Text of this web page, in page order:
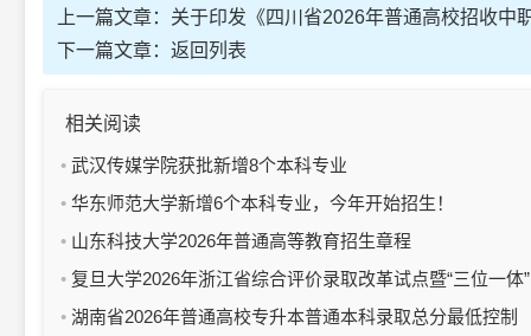
上一篇文章： 关于印发《四川省2026年普通高校招收中
下一篇文章： 返回列表
相关阅读
武汉传媒学院获批新增8个本科专业
华东师范大学新增6个本科专业，今年开始招生！
山东科技大学2026年普通高等教育招生章程
复旦大学2026年浙江省综合评价录取改革试点暨“三位一体”
综合评价招生简章
湖南省2026年普通高校专升本普通本科录取总分最低控制